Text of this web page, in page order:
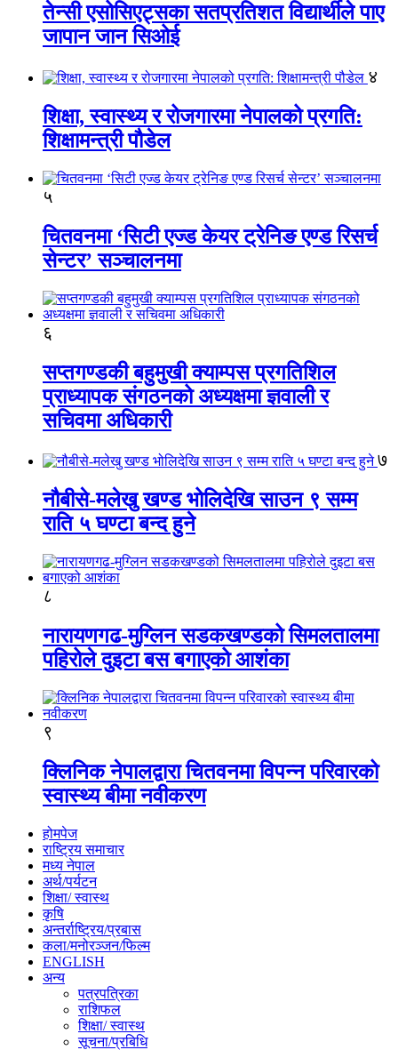
तेन्सी एसोसिएट्सका सतप्रतिशत विद्यार्थीले पाए
जापान जान सिओई
४
शिक्षा, स्वास्थ्य र रोजगारमा नेपालको प्रगति:
शिक्षामन्त्री पौडेल
५
चितवनमा ‘सिटी एज्ड केयर ट्रेनिङ एण्ड रिसर्च
सेन्टर’ सञ्चालनमा
६
सप्तगण्डकी बहुमुखी क्याम्पस प्रगतिशिल
प्राध्यापक संगठनको अध्यक्षमा ज्ञवाली र
सचिवमा अधिकारी
७
नौबीसे-मलेखु खण्ड भोलिदेखि साउन ९ सम्म
राति ५ घण्टा बन्द हुने
८
नारायणगढ-मुग्लिन सडकखण्डको सिमलतालमा
पहिरोले दुइटा बस बगाएको आशंका
९
क्लिनिक नेपालद्वारा चितवनमा विपन्न परिवारको
स्वास्थ्य बीमा नवीकरण
होमपेज
राष्ट्रिय समाचार
मध्य नेपाल
अर्थ/पर्यटन
शिक्षा/ स्वास्थ
कृषि
अन्तर्राष्ट्रिय/प्रबास
कला/मनोरञ्जन/फिल्म
ENGLISH
अन्य
पत्रपत्रिका
राशिफल
शिक्षा/ स्वास्थ
सूचना/प्रबिधि